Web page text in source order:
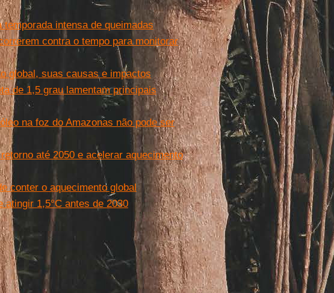
intensa de queimadas
contra o tempo para monitorar
global, suas causas e impactos
de 1,5 grau lamentam principais
na foz do Amazonas não pode ser
até 2050 e acelerar aquecimento
conter o aquecimento global
atingir 1,5°C antes de 2030